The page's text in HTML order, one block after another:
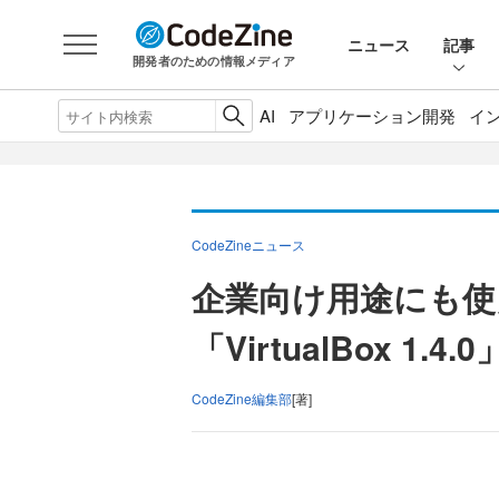
開発者のための情報メディア
ニュース 記事
AI アプリケーション開発 イ
CodeZineニュース
企業向け用途にも
「VirtualBox 1.4.0
CodeZine編集部[著]